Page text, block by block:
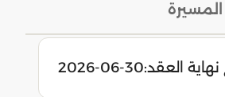
المسيرة
نهاية العقد:2026-06-30